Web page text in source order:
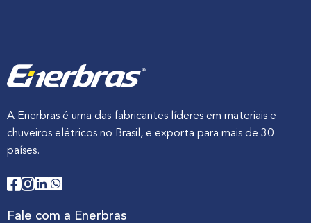
A Enerbras é uma das fabricantes líderes em materiais e
chuveiros elétricos no Brasil, e exporta para mais de 30
países.
Fale com a Enerbras